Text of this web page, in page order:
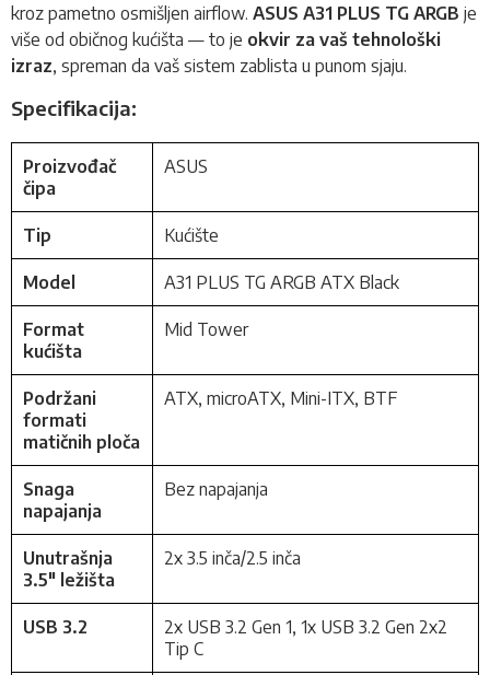
kroz pametno osmišljen airflow. ASUS A31 PLUS TG ARGB je
više od običnog kućišta — to je okvir za vaš tehnološki
izraz, spreman da vaš sistem zablista u punom sjaju.
Specifikacija:
Proizvođač
čipa
ASUS
Tip Kućište
Model A31 PLUS TG ARGB ATX Black
Format
kućišta
Mid Tower
Podržani
formati
matičnih ploča
ATX, microATX, Mini-ITX, BTF
Snaga
napajanja
Bez napajanja
Unutrašnja
3.5" ležišta
2x 3.5 inča/2.5 inča
USB 3.2
2x USB 3.2 Gen 1, 1x USB 3.2 Gen 2x2
Tip C